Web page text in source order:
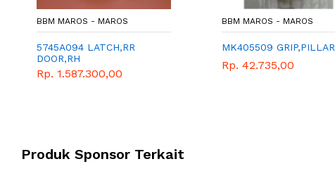
BBM MAROS - MAROS
5745A094 LATCH,RR
DOOR,RH
Rp. 1.587.300,00
BBM MAROS - MAROS
MK405509 GRIP,PILLAR
Rp. 42.735,00
Produk Sponsor Terkait